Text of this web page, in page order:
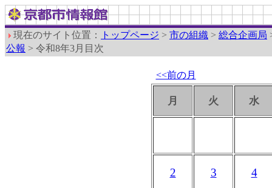
現在のサイト位置： トップページ > 市の組織 > 総合企画局
公報 > 令和8年3月目次
<<前の月
月 火 水
2 3 4